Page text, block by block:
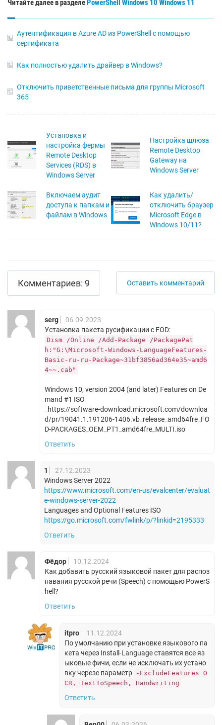
Читайте далее в разделе PowerShell Windows 10 Windows 11
Аутентификация в Azure AD из PowerShell с помощью
сертификата
Как полностью удалить драйвер в Windows?
Отключить приветственные письма для группы Microsoft
365
Установка и
настройка фермы
Remote Desktop
Services (RDS) в
Windows Server
Настройка шлюза
Remote Desktop
Gateway на
Windows Server
Включаем аудит
доступа к папкам и
файлам в Windows
Как удалить/
отключить браузер
Microsoft Edge в
Windows 10/11?
Комментариев: 9 Оставить комментарий
serg
06.09.2023
Установка пакета русификации с FOD:
Dism /Online /Add-Package /PackagePat
h:"G:\Microsoft-Windows-LanguageFeatures-
Basic-ru-ru-Package~31bf3856ad364e35~amd6
4~~.cab"
Windows 10, version 2004 (and later) Features on De
mand #1 ISO
_https://software-download.microsoft.com/downloa
d/pr/19041.1.191206-1406.vb_release_amd64fre_FO
D-PACKAGES_OEM_PT1_amd64fre_MULTI.iso
Ответить
1
27.12.2023
Windows Server 2022
https://www.microsoft.com/en-us/evalcenter/evaluat
e-windows-server-2022
Languages and Optional Features ISO
https://go.microsoft.com/fwlink/p/?linkid=2195333
Ответить
Фёдор
10.12.2024
Как добавить русский языковой пакет для распоз
навания русской речи (Speech) с помощью PowerS
hell?
Ответить
itpro
11.12.2024
По умолчанию при установке языкового па
кета через Install-Language ставятся все яз
ыковые фичи, если не исключать их устано
вку черезе параметр -ExcludeFeatures O
CR, TextToSpeech, Handwriting
Ответить